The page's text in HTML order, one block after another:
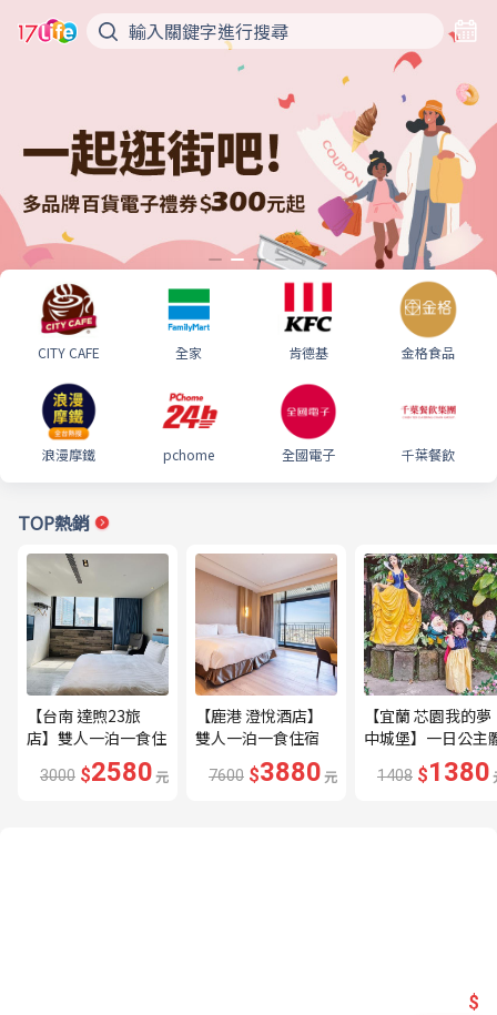
CITY CAFE 全家 肯德基 金格食品
浪漫摩鐵 pchome 全國電子 千葉餐飲
TOP熱銷
【台南 達煦23旅
店】雙人一泊一食住
宿券---🔥近海安路
商圈🔥
3000 $2580元
【鹿港 澄悅酒店】
雙人一泊一食住宿
券---🔥平日限量升
等家庭房、贈兩小🔥
7600 $3880元
【宜蘭 芯園我的夢
中城堡】一日公主
驗券---🔥含歐式下
午茶及換裝🔥
1408 $1380
$